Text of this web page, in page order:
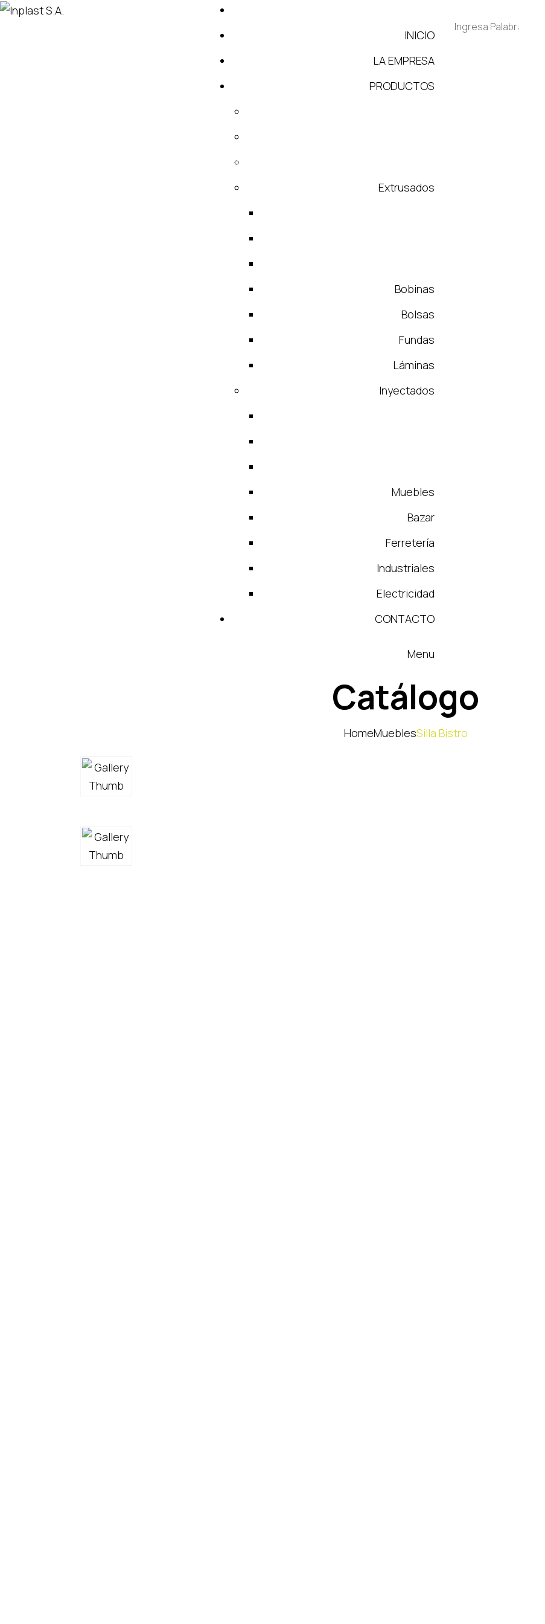
INICIO
LA EMPRESA
PRODUCTOS
Extrusados
Bobinas
Bolsas
Fundas
Láminas
Inyectados
Muebles
Bazar
Ferretería
Industriales
Electricidad
CONTACTO
Menu
Catálogo
HomeMueblesSilla Bistro